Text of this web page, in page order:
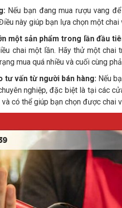
Nếu bạn đang mua rượu vang
này giúp bạn lựa chọn một chai
một sản phẩm trong lần đầu
chai một lần. Hãy thử một
mua quá nhiều và cuối cùng
tư vấn từ người bán hàng: Nếu
nghiệp, đặc biệt là tại các
có thể giúp bạn chọn được chai